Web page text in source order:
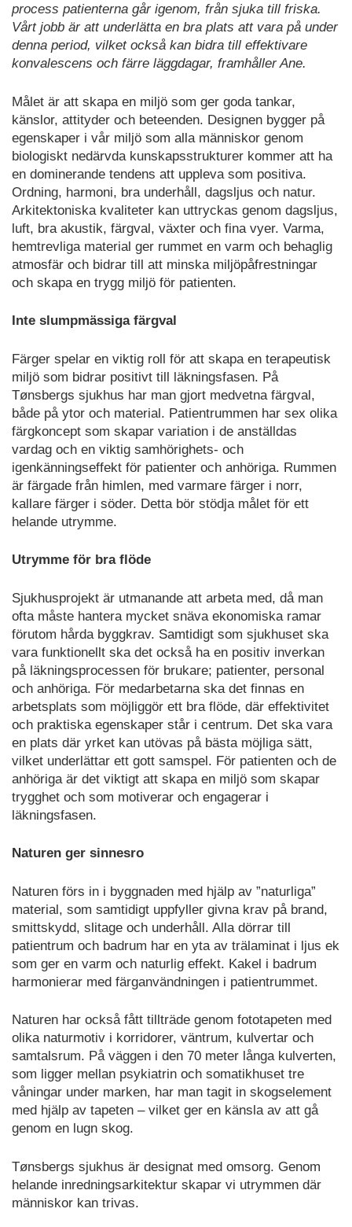
process patienterna går igenom, från sjuka till friska.
Vårt jobb är att underlätta en bra plats att vara på under
denna period, vilket också kan bidra till effektivare
konvalescens och färre läggdagar, framhåller Ane.
Målet är att skapa en miljö som ger goda tankar,
känslor, attityder och beteenden. Designen bygger på
egenskaper i vår miljö som alla människor genom
biologiskt nedärvda kunskapsstrukturer kommer att ha
en dominerande tendens att uppleva som positiva.
Ordning, harmoni, bra underhåll, dagsljus och natur.
Arkitektoniska kvaliteter kan uttryckas genom dagsljus,
luft, bra akustik, färgval, växter och fina vyer. Varma,
hemtrevliga material ger rummet en varm och behaglig
atmosfär och bidrar till att minska miljöpåfrestningar
och skapa en trygg miljö för patienten.
Inte slumpmässiga färgval
Färger spelar en viktig roll för att skapa en terapeutisk
miljö som bidrar positivt till läkningsfasen. På
Tønsbergs sjukhus har man gjort medvetna färgval,
både på ytor och material. Patientrummen har sex olika
färgkoncept som skapar variation i de anställdas
vardag och en viktig samhörighets- och
igenkänningseffekt för patienter och anhöriga. Rummen
är färgade från himlen, med varmare färger i norr,
kallare färger i söder. Detta bör stödja målet för ett
helande utrymme.
Utrymme för bra flöde
Sjukhusprojekt är utmanande att arbeta med, då man
ofta måste hantera mycket snäva ekonomiska ramar
förutom hårda byggkrav. Samtidigt som sjukhuset ska
vara funktionellt ska det också ha en positiv inverkan
på läkningsprocessen för brukare; patienter, personal
och anhöriga. För medarbetarna ska det finnas en
arbetsplats som möjliggör ett bra flöde, där effektivitet
och praktiska egenskaper står i centrum. Det ska vara
en plats där yrket kan utövas på bästa möjliga sätt,
vilket underlättar ett gott samspel. För patienten och de
anhöriga är det viktigt att skapa en miljö som skapar
trygghet och som motiverar och engagerar i
läkningsfasen.
Naturen ger sinnesro
Naturen förs in i byggnaden med hjälp av ”naturliga”
material, som samtidigt uppfyller givna krav på brand,
smittskydd, slitage och underhåll. Alla dörrar till
patientrum och badrum har en yta av trälaminat i ljus ek
som ger en varm och naturlig effekt. Kakel i badrum
harmonierar med färganvändningen i patientrummet.
Naturen har också fått tillträde genom fototapeten med
olika naturmotiv i korridorer, väntrum, kulvertar och
samtalsrum. På väggen i den 70 meter långa kulverten,
som ligger mellan psykiatrin och somatikhuset tre
våningar under marken, har man tagit in skogselement
med hjälp av tapeten – vilket ger en känsla av att gå
genom en lugn skog.
Tønsbergs sjukhus är designat med omsorg. Genom
helande inredningsarkitektur skapar vi utrymmen där
människor kan trivas.